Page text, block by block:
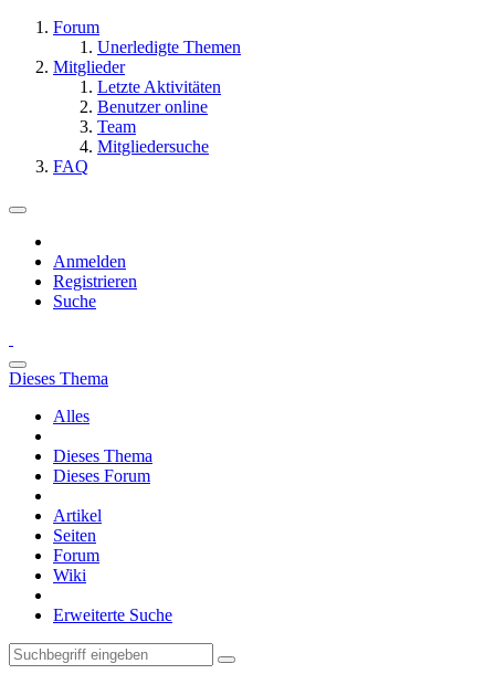
Forum
Unerledigte Themen
Mitglieder
Letzte Aktivitäten
Benutzer online
Team
Mitgliedersuche
FAQ
Anmelden
Registrieren
Suche
Dieses Thema
Alles
Dieses Thema
Dieses Forum
Artikel
Seiten
Forum
Wiki
Erweiterte Suche